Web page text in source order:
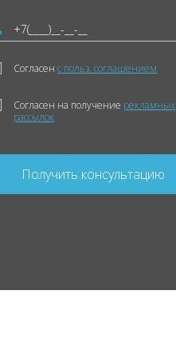
Согласенс польз. соглашением
Согласен на получение рекламных
рассылок
Получить консультацию